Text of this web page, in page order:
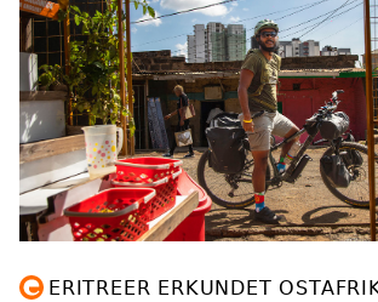
ERITREER ERKUNDET